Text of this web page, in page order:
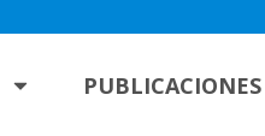
PUBLICACIONES